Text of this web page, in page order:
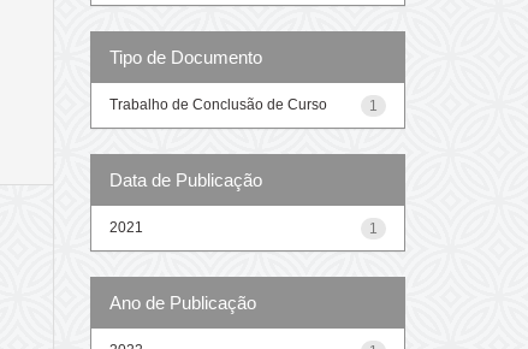
Tipo de Documento
1
Trabalho de Conclusão de Curso
Data de Publicação
1
2021
Ano de Publicação